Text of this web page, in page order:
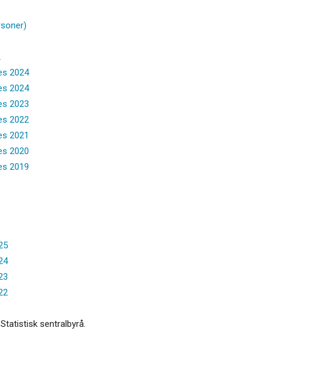
2024
2024
2023
2022
2021
2020
2019
sentralbyrå.